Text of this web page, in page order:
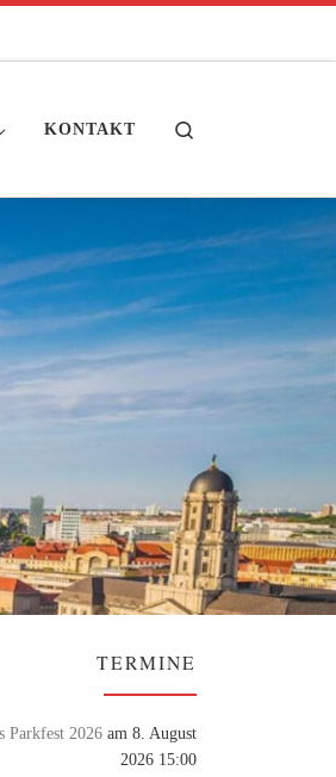
KONTAKT
TERMINE
Parkfest 2026 am 8. August
2026 15:00